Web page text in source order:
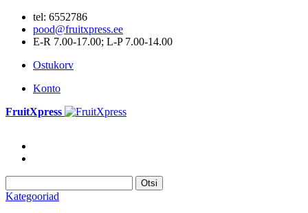
tel: 6552786
pood@fruitxpress.ee
E-R 7.00-17.00; L-P 7.00-14.00
Ostukorv
Konto
FruitXpress
Otsi
Kategooriad